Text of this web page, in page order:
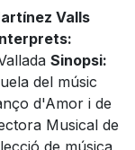
Valls
Sinopsi:
del músic
d'Amor i de
Musical de
de música